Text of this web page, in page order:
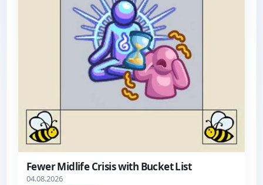
Fewer Midlife Crisis with Bucket List
04.08.2026